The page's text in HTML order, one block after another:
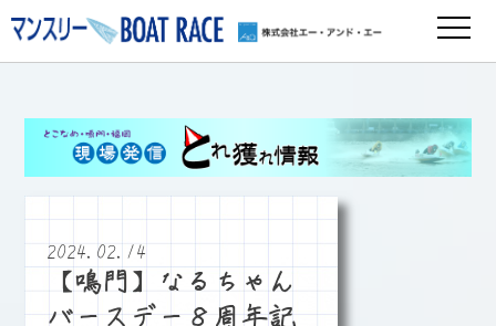
2024.02.14
【鳴門】なるちゃん
バースデー８周年記